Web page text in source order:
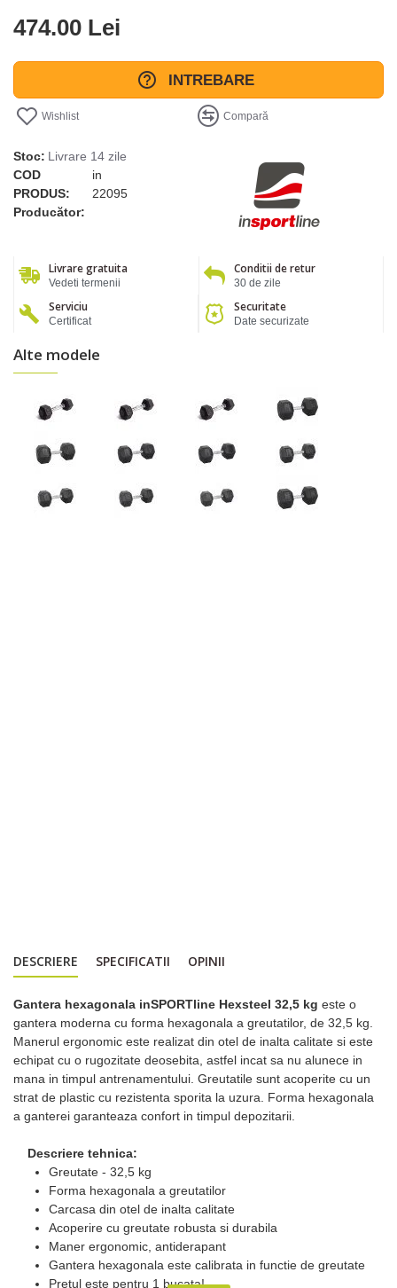
474.00 Lei
INTREBARE
Wishlist Compară
Stoc: Livrare 14 zile
COD
PRODUS:
in
22095
Producător:
Livrare gratuita
Vedeti termenii
Conditii de retur
30 de zile
Serviciu
Certificat
Securitate
Date securizate
Alte modele
DESCRIERE SPECIFICATII OPINII
Gantera hexagonala inSPORTline Hexsteel 32,5 kg este o
gantera moderna cu forma hexagonala a greutatilor, de 32,5 kg.
Manerul ergonomic este realizat din otel de inalta calitate si este
echipat cu o rugozitate deosebita, astfel incat sa nu alunece in
mana in timpul antrenamentului. Greutatile sunt acoperite cu un
strat de plastic cu rezistenta sporita la uzura. Forma hexagonala
a ganterei garanteaza confort in timpul depozitarii.
Descriere tehnica:
Greutate - 32,5 kg
Forma hexagonala a greutatilor
Carcasa din otel de inalta calitate
Acoperire cu greutate robusta si durabila
Maner ergonomic, antiderapant
Gantera hexagonala este calibrata in functie de greutate
Pretul este pentru 1 bucata!